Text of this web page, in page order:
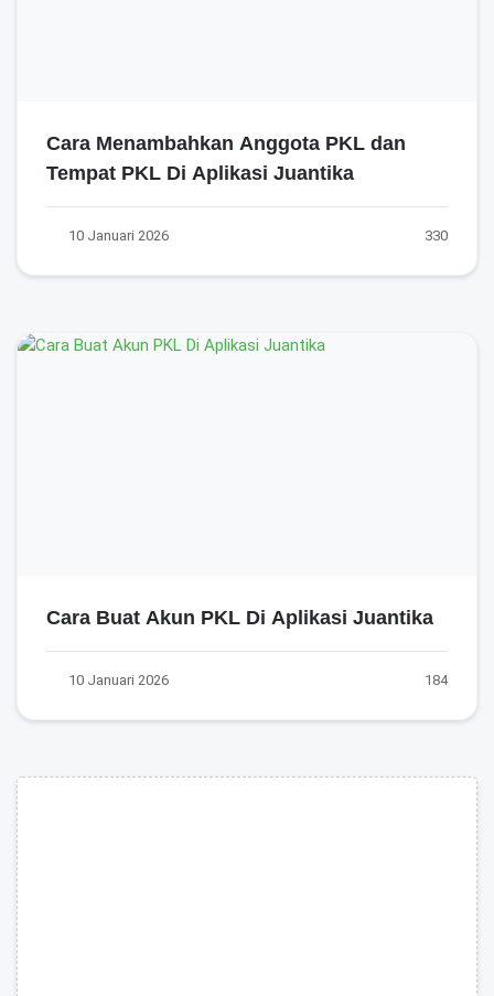
Cara Menambahkan Anggota PKL dan
Tempat PKL Di Aplikasi Juantika
10 Januari 2026 330
Cara Buat Akun PKL Di Aplikasi Juantika
10 Januari 2026 184